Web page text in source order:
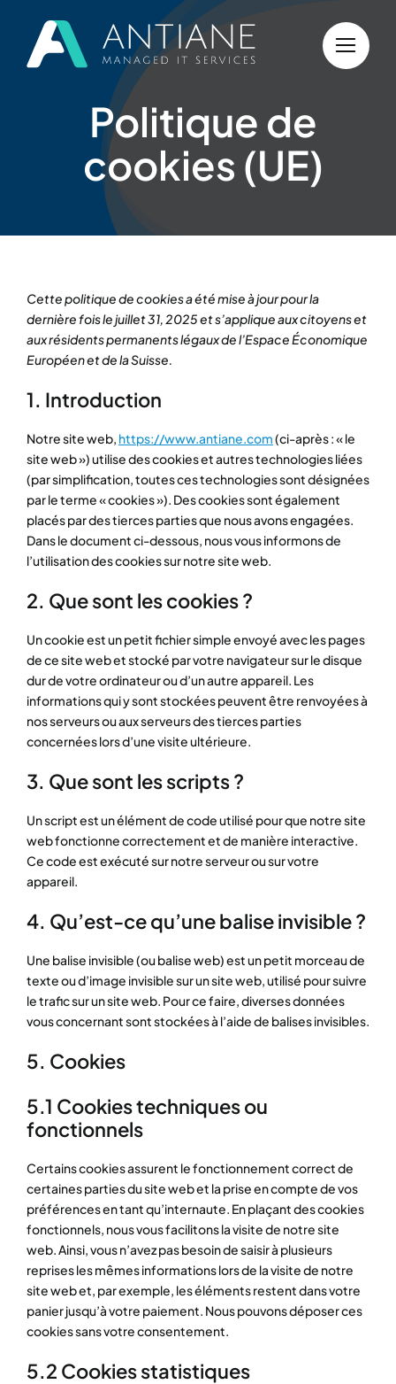
contenu
Politique de
cookies (UE)
Cette politique de cookies a été mise à jour pour la
dernière fois le juillet 31, 2025 et s’applique aux citoyens et
aux résidents permanents légaux de l’Espace Économique
Européen et de la Suisse.
1. Introduction
Notre site web, https://www.antiane.com(ci-après : « le
site web ») utilise des cookies et autres technologies liées
(par simplification, toutes ces technologies sont désignées
par le terme « cookies »). Des cookies sont également
placés par des tierces parties que nous avons engagées.
Dans le document ci-dessous, nous vous informons de
l’utilisation des cookies sur notre site web.
2. Que sont les cookies ?
Un cookie est un petit fichier simple envoyé avec les pages
de ce site web et stocké par votre navigateur sur le disque
dur de votre ordinateur ou d’un autre appareil. Les
informations qui y sont stockées peuvent être renvoyées à
nos serveurs ou aux serveurs des tierces parties
concernées lors d’une visite ultérieure.
3. Que sont les scripts ?
Un script est un élément de code utilisé pour que notre site
web fonctionne correctement et de manière interactive.
Ce code est exécuté sur notre serveur ou sur votre
appareil.
4. Qu’est-ce qu’une balise invisible ?
Une balise invisible (ou balise web) est un petit morceau de
texte ou d’image invisible sur un site web, utilisé pour suivre
le trafic sur un site web. Pour ce faire, diverses données
vous concernant sont stockées à l’aide de balises invisibles.
5. Cookies
5.1 Cookies techniques ou
fonctionnels
Certains cookies assurent le fonctionnement correct de
certaines parties du site web et la prise en compte de vos
préférences en tant qu’internaute. En plaçant des cookies
fonctionnels, nous vous facilitons la visite de notre site
web. Ainsi, vous n’avez pas besoin de saisir à plusieurs
reprises les mêmes informations lors de la visite de notre
site web et, par exemple, les éléments restent dans votre
panier jusqu’à votre paiement. Nous pouvons déposer ces
cookies sans votre consentement.
5.2 Cookies statistiques